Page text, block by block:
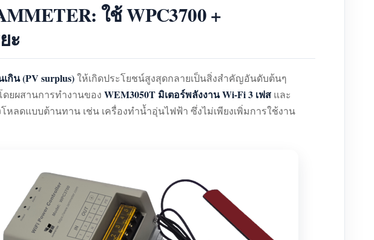
ใช้ WPC3700 +
ะ
กิน (PV surplus)ให้เกิดประโยชน์สูงสุดกลายเป็นสิ่งสำคัญอันดับต้นๆ
ยผสานการทำงานของ WEM3050T มิเตอร์พลังงาน Wi-Fi 3 เฟส และ
หลดแบบต้านทาน เช่น เครื่องทำน้ำอุ่นไฟฟ้า ซึ่งไม่เพียงเพิ่มการใช้งาน